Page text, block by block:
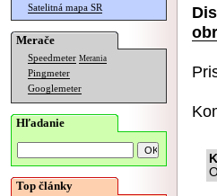
Satelitná mapa SR
Merače
Speedmeter Merania
Pingmeter
Googlemeter
Hľadanie
Top články